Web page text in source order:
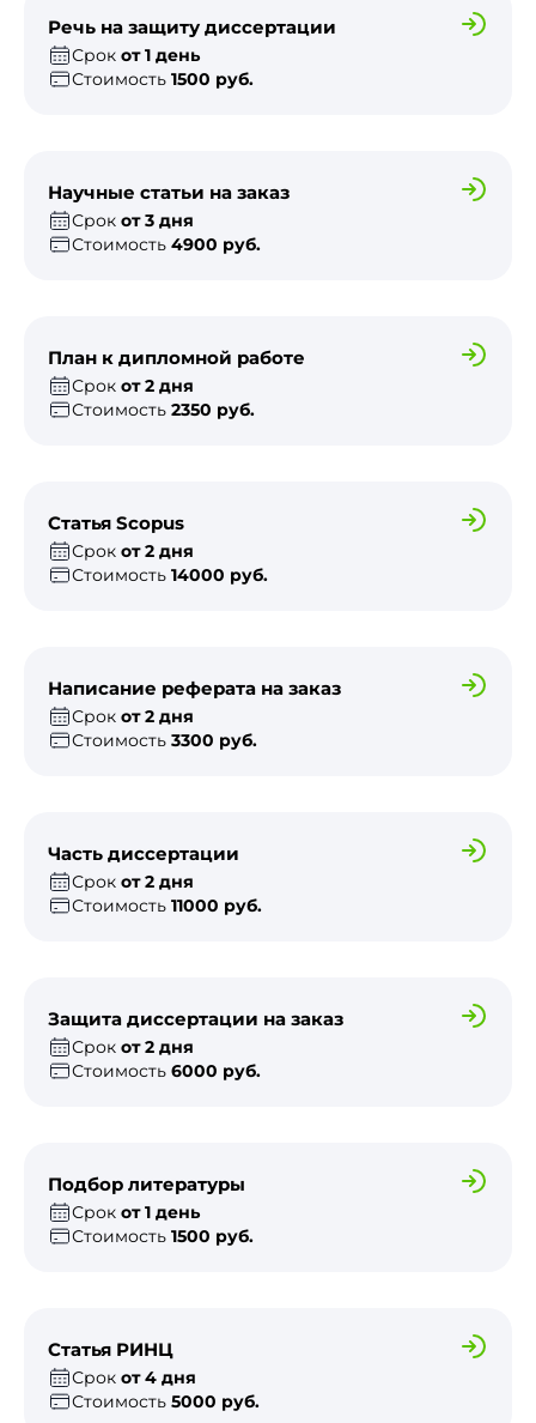
Речь на защиту диссертации
Срок от 1 день
Стоимость 1500 руб.
Научные статьи на заказ
Срок от 3 дня
Стоимость 4900 руб.
План к дипломной работе
Срок от 2 дня
Стоимость 2350 руб.
Статья Scopus
Срок от 2 дня
Стоимость 14000 руб.
Написание реферата на заказ
Срок от 2 дня
Стоимость 3300 руб.
Часть диссертации
Срок от 2 дня
Стоимость 11000 руб.
Защита диссертации на заказ
Срок от 2 дня
Стоимость 6000 руб.
Подбор литературы
Срок от 1 день
Стоимость 1500 руб.
Статья РИНЦ
Срок от 4 дня
Стоимость 5000 руб.